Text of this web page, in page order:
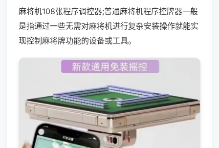
麻将机108张程序调控器;普通麻将机程序控牌器一般
是指通过一些无需对麻将机进行复杂安装操作就能实
现控制麻将牌功能的设备或工具。